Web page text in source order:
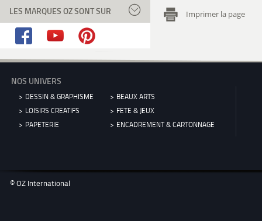
LES MARQUES OZ SONT SUR Imprimer la page
NOS UNIVERS
DESSIN & GRAPHISME
BEAUX ARTS
LOISIRS CREATIFS
FETE & JEUX
PAPETERIE
ENCADREMENT & CARTONNAGE
© OZ International